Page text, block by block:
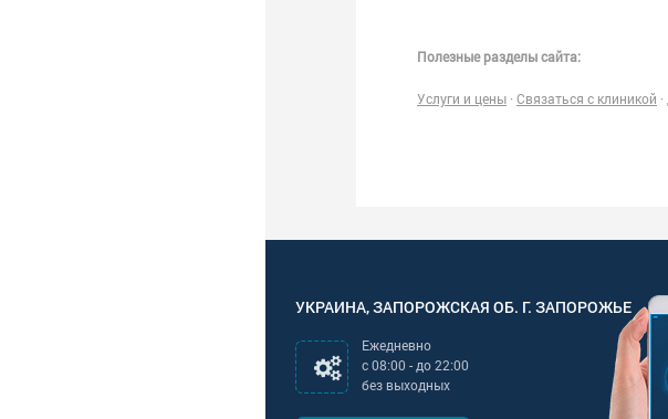
Полезные разделы сайта:
Услуги и цены · Связаться с клиникой ·
УКРАИНА,ЗАПОРОЖСКАЯ ОБ. Г. ЗАПОРОЖЬЕ
Ежедневно
с08:00 - до22:00
без выходных